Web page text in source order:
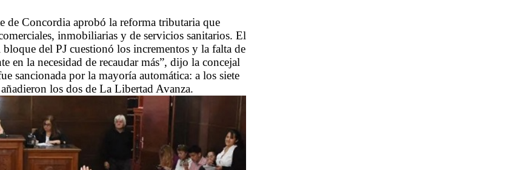
de Concordia aprobó la reforma tributaria que
inmobiliarias y de servicios sanitarios. El
del PJ cuestionó los incrementos y la falta de
en la necesidad de recaudar más”, dijo la concejal
sancionada por la mayoría automática: a los siete
los dos de La Libertad Avanza.